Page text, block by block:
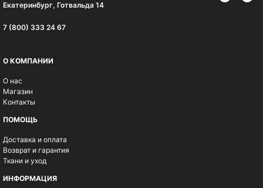
Екатеринбург, Готвальда 14
7 (800) 333 24 67
О КОМПАНИИ
О нас
Магазин
Контакты
ПОМОЩЬ
Доставка и оплата
Возврат и гарантия
Ткани и уход
ИНФОРМАЦИЯ